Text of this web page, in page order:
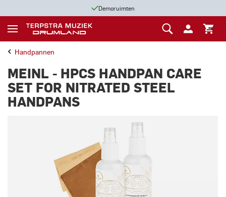
Demoruimten
Handpannen
MEINL - HPCS HANDPAN CARE
SET FOR NITRATED STEEL
HANDPANS